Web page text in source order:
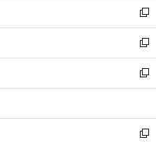
く
で
開
く
ド
ウ
で
開
く
ィ
ン
ド
ウ
で
開
い
ウ
ィ
ン
ド
ウ
開
く
新
し
い
ウ
ィ
ン
ウ
で
新
し
い
ウ
ン
ド
新
し
ウ
ィ
新